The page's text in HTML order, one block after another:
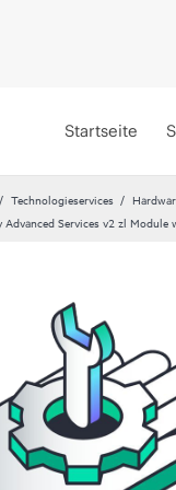
Startseite
Technologieservices
Advanced Services v2 zl Module